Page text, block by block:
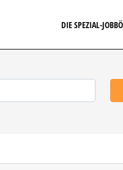
DIE SPEZIAL-